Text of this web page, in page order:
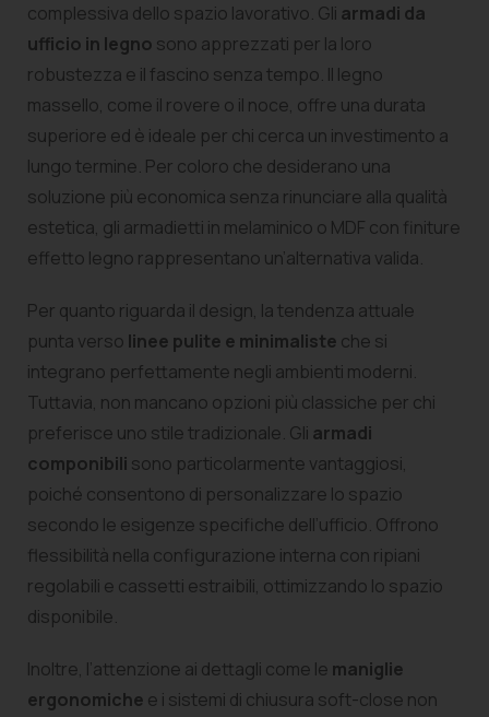
complessiva dello spazio lavorativo. Gli armadi da
ufficio in legno sono apprezzati per la loro
robustezza e il fascino senza tempo. Il legno
massello, come il rovere o il noce, offre una durata
superiore ed è ideale per chi cerca un investimento a
lungo termine. Per coloro che desiderano una
soluzione più economica senza rinunciare alla qualità
estetica, gli armadietti in melaminico o MDF con finiture
effetto legno rappresentano un’alternativa valida.
Per quanto riguarda il design, la tendenza attuale
punta verso linee pulite e minimaliste che si
integrano perfettamente negli ambienti moderni.
Tuttavia, non mancano opzioni più classiche per chi
preferisce uno stile tradizionale. Gli armadi
componibili sono particolarmente vantaggiosi,
poiché consentono di personalizzare lo spazio
secondo le esigenze specifiche dell’ufficio. Offrono
flessibilità nella configurazione interna con ripiani
regolabili e cassetti estraibili, ottimizzando lo spazio
disponibile.
Inoltre, l’attenzione ai dettagli come le maniglie
ergonomiche e i sistemi di chiusura soft-close non